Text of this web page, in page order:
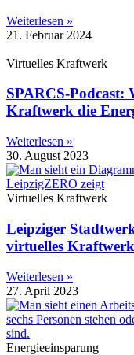
Weiterlesen »
21. Februar 2024
Virtuelles Kraftwerk
SPARCS-Podcast:
Kraftwerk die
Weiterlesen »
30. August 2023
Virtuelles Kraftwerk
Leipziger
virtuelles Kraftwerk
Weiterlesen »
27. April 2023
Energieeinsparung